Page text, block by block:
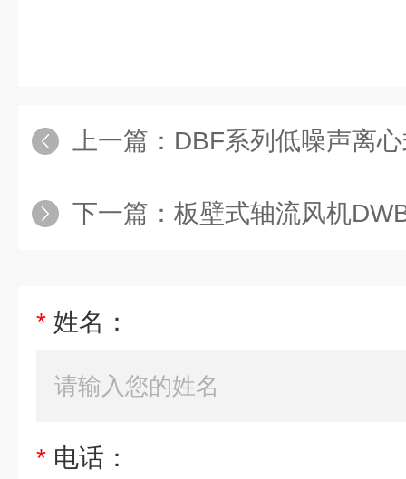
上一篇： DBF系列低噪声离
下一篇： 板壁式轴流风机
* 姓名：
* 电话：